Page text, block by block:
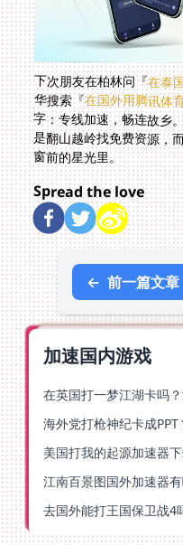
下次朋友在柏林问『在泰
华搜索『在国外用腾讯体
窗前的星光里。
Spread the love
← 前一篇文章
加速国内游戏